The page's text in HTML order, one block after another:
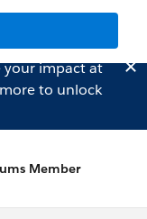
your impact at
to unlock
Member